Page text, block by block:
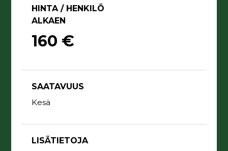
HINTA / HENKILÖ
ALKAEN
160 €
SAATAVUUS
Kesä
LISÄTIETOJA